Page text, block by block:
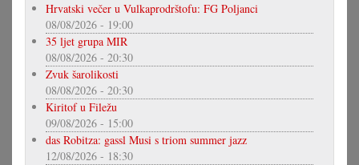
Hrvatski večer u Vulkaprodrštofu: FG Poljanci
08/08/2026 - 19:00
35 ljet grupa MIR
08/08/2026 - 20:30
Zvuk šarolikosti
08/08/2026 - 20:30
Kiritof u Filežu
09/08/2026 - 15:00
das Robitza: gassl Musi s triom summer jazz
12/08/2026 - 18:30